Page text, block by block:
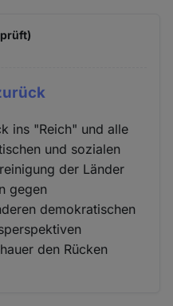
ins "Reich" und alle
und sozialen
der Länder
gegen
demokratischen
den Rücken